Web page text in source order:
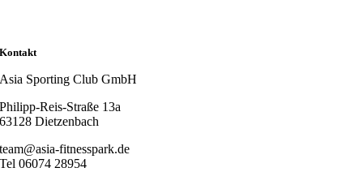
Kontakt
Asia Sporting Club GmbH
Philipp-Reis-Straße 13a
63128 Dietzenbach
team@asia-fitnesspark.de
Tel 06074 28954